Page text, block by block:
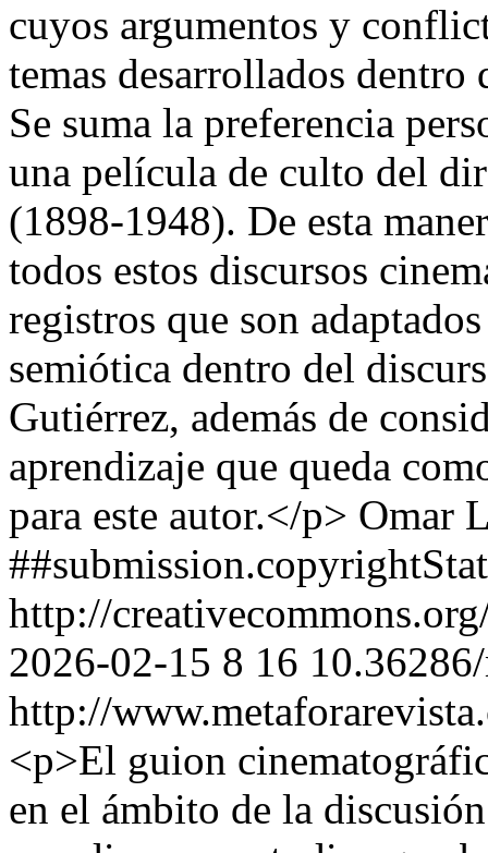
cuyos argumentos y
temas desarrollados
Se suma la preferencia
una película de culto del
(1898-1948). De esta
todos estos discursos
registros que son
semiótica dentro del
Gutiérrez, además de
aprendizaje que queda
para este autor.</p> Omar
http://
2026-02-15 8 16
http://
<p>El guion
en el ámbito de la